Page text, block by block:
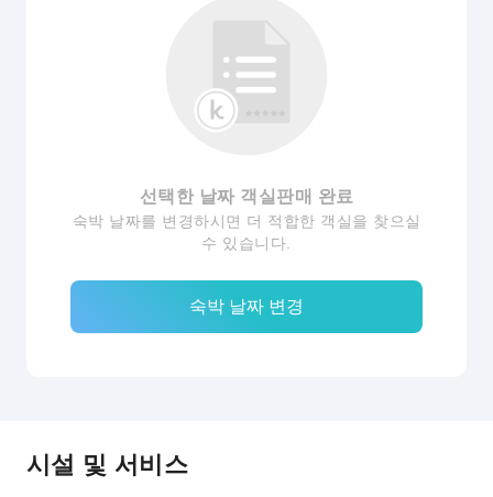
선택한 날짜 객실판매 완료
숙박 날짜를 변경하시면 더 적합한 객실을 찾으실
수 있습니다.
숙박 날짜 변경
시설 및 서비스